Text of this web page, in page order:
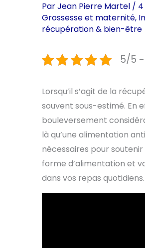
ParJean Pierre Martel /
Grossesse et maternité,
récupération & bien-être
5/5
Lorsqu’il s’agit de la
souvent sous-estimé. En
bouleversement
là qu’une alimentation
nécessaires pour
forme d’alimentation et
dans vos repas quotidiens.